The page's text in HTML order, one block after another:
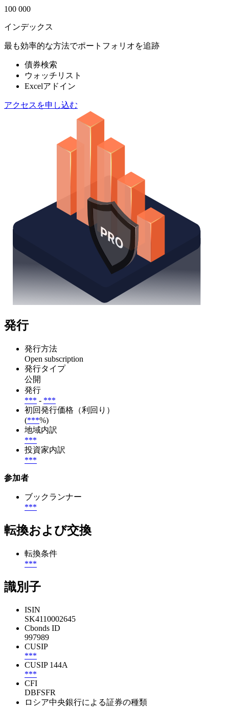
100 000
インデックス
最も効率的な方法でポートフォリオを追跡
債券検索
ウォッチリスト
Excelアドイン
アクセスを申し込む
発行
発行方法
Open subscription
発行タイプ
公開
発行
*** - ***
初回発行価格（利回り）
(***%)
地域内訳
***
投資家内訳
***
参加者
ブックランナー
***
転換および交換
転換条件
***
識別子
ISIN
SK4110002645
Cbonds ID
997989
CUSIP
***
CUSIP 144A
***
CFI
DBFSFR
ロシア中央銀行による証券の種類